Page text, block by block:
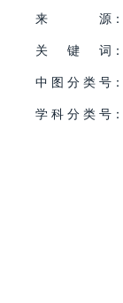
来
源：
关
键 词：
中 图 分 类 号：
学 科 分 类 号：